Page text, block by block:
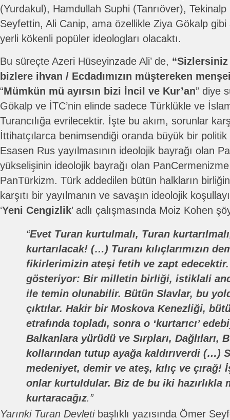
(Yurdakul), Hamdullah Suphi (Tanrıöver),
Seyfettin, Ali Canip, ama özellikle Ziya Gökalp gibi
yerli kökenli popüler ideologları olacaktı.
Bu süreçte Azeri Hüseyinzade Ali’ de,
bizlere ihvan / Ecdadımızın müştereken
“Mümkün mü ayırsın bizi İncil ve Kur’an” diye
Gökalp ve İTC’nin elinde sadece Türklükle ve
Turancılığa evrilecektir. İşte bu akım, sorunlar
İttihatçılarca benimsendiği oranda büyük bir
Esasen Rus yayılmasının ideolojik bayrağı olan
yükselişinin ideolojik bayrağı olan
PanTürkizm. Türk addedilen bütün halkların
karşıtı bir yayılmanın ve savaşın ideolojik
‘Yeni Cengizlik’ adlı çalışmasında Moiz Kohen
“Evet Turan kurtulmalı, Turan
kurtarılacak! (…) Turanı kılıçlarımızın
fikirlerimizin ateşi fetih ve zapt
gösteriyor: Bir milletin birliği, istiklali
ile temin olunabilir. Bütün Slavlar, bu
çıktılar. Hakir bir Moskova Kenezliği,
etrafında topladı, sonra o ‘kurtarıcı’
Balkanlara yürüdü ve Sırpları, Dağlıları,
kollarından tutup ayağa kaldırıverdi (…)
medeniyet, demir ve ateş, kılıç ve çırağ!
onlar kurtuldular. Biz de bu iki hazırlıkla
kurtaracağız.”
Yarınki Turan Devletibaşlıklı yazısında Ömer